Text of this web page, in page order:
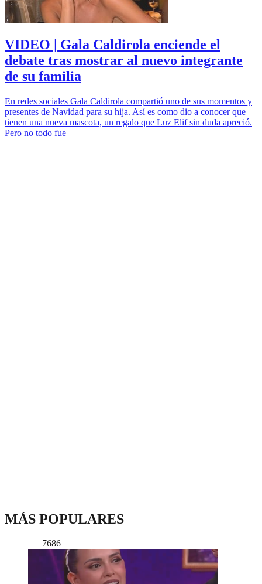
VIDEO | Gala Caldirola enciende el
debate tras mostrar al nuevo integrante
de su familia
En redes sociales Gala Caldirola compartió uno de sus momentos y
presentes de Navidad para su hija. Así es como dio a conocer que
tienen una nueva mascota, un regalo que Luz Elif sin duda apreció.
Pero no todo fue
MÁS POPULARES
7686